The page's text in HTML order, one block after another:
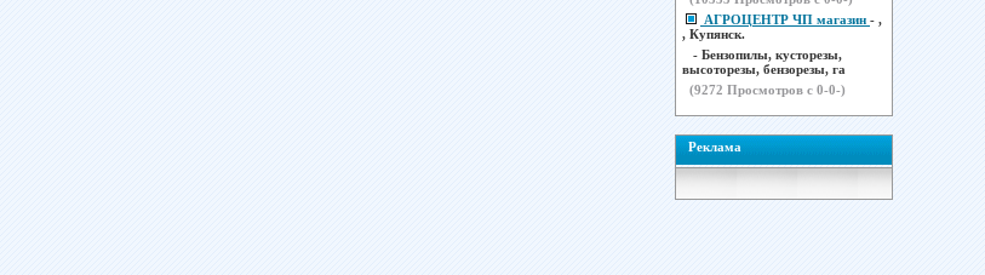
АГРОЦЕНТР ЧП магазин - ,
, Купянск.
- Бензопилы, кусторезы,
высоторезы, бензорезы, га
(9272 Просмотров с 0-0-)
Реклама